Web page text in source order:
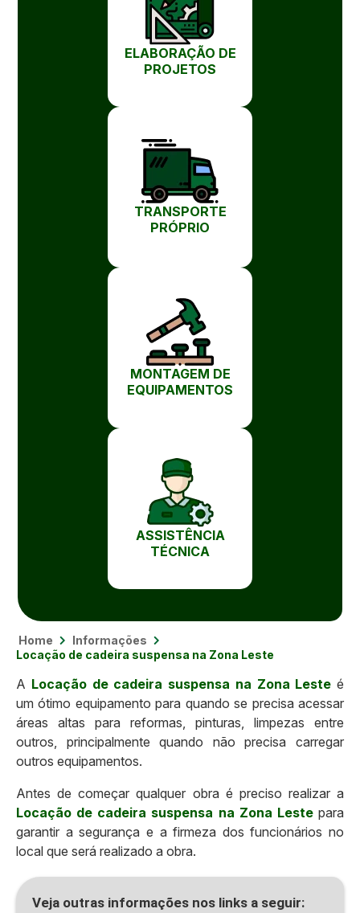
ELABORAÇÃO DE
PROJETOS
TRANSPORTE
PRÓPRIO
MONTAGEM DE
EQUIPAMENTOS
ASSISTÊNCIA
TÉCNICA
Home
Informações
Locação de cadeira suspensa na Zona Leste
A Locação de cadeira suspensa na Zona Leste é
um ótimo equipamento para quando se precisa acessar
áreas altas para reformas, pinturas, limpezas entre
outros, principalmente quando não precisa carregar
outros equipamentos.
Antes de começar qualquer obra é preciso realizar a
Locação de cadeira suspensa na Zona Lestepara
garantir a segurança e a firmeza dos funcionários no
local que será realizado a obra.
Veja outras informações nos links a seguir: